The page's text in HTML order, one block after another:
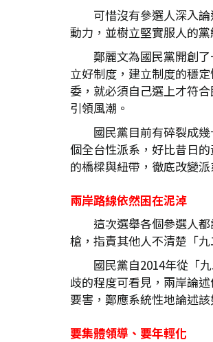
可惜沒有參選人深入
動力，並樹立堅實服人的
鄭麗文為國民黨開創
立好制度，建立制度的穩
委，就必須自己選上才符
引領風潮。
國民黨目前有碎裂成
個全台性派系，好比昔日
的橋樑與紐帶，徹底改變
兩岸路線依然困在泥淖
這次選舉各個參選人
槍，指責其他人不清楚「
國民黨自2014年從「
歧的程度可看見，兩岸論
要害，鄭應系統性地論述
要集體領導、要年輕化